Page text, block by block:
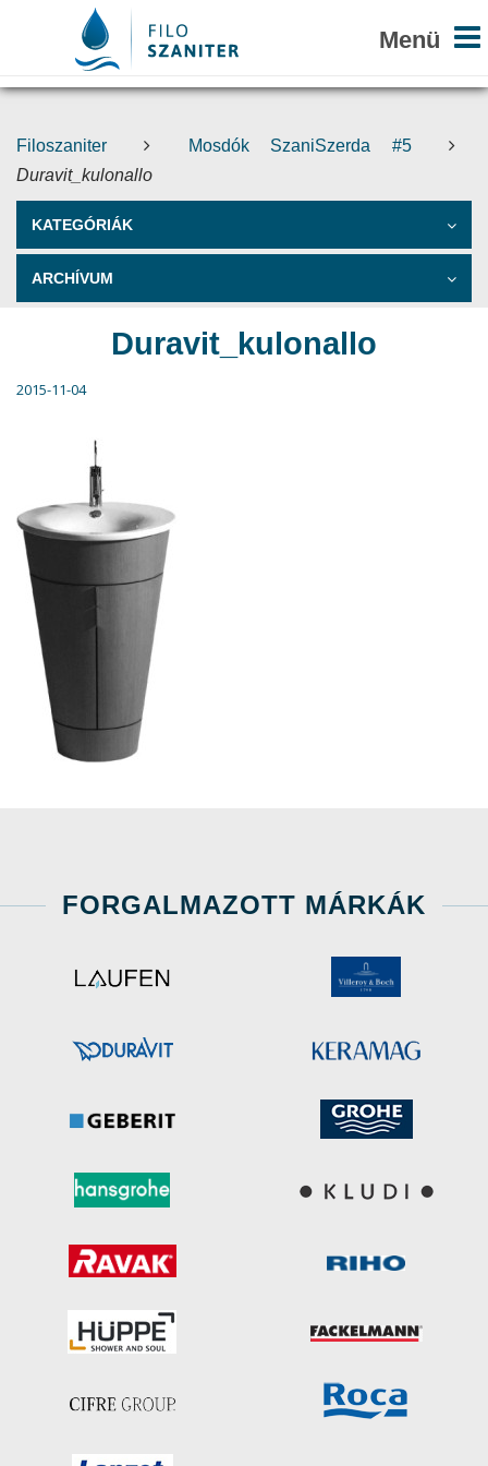
Filoszaniter
Mosdók SzaniSzerda #5
Duravit_kulonallo
KATEGÓRIÁK
ARCHÍVUM
Duravit_kulonallo
2015-11-04
FORGALMAZOTT MÁRKÁK